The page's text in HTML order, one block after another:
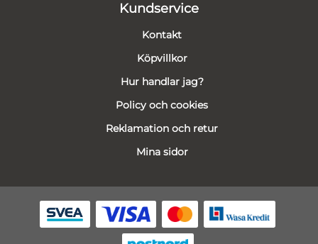
Kundservice
Kontakt
Köpvillkor
Hur handlar jag?
Policy och cookies
Reklamation och retur
Mina sidor